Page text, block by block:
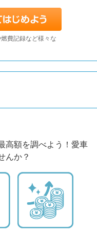
費記録など様々な
高額を調べよう！愛車
んか？